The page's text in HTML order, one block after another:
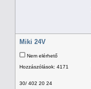
Miki 24V
Nem elérhető
Hozzászólások: 4171
30/ 402 20 24